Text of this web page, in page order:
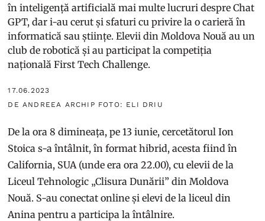
în inteligență artificială mai multe lucruri despre Chat
GPT, dar i-au cerut și sfaturi cu privire la o carieră în
informatică sau științe. Elevii din Moldova Nouă au un
club de robotică și au participat la competiția
națională First Tech Challenge.
17.06.2023
DE ANDREEA ARCHIP FOTO: ELI DRIU
De la ora 8 dimineața, pe 13 iunie, cercetătorul Ion
Stoica s-a întâlnit, în format hibrid, acesta fiind în
California, SUA (unde era ora 22.00), cu elevii de la
Liceul Tehnologic „Clisura Dunării” din Moldova
Nouă. S-au conectat online și elevi de la liceul din
Anina pentru a participa la întâlnire.